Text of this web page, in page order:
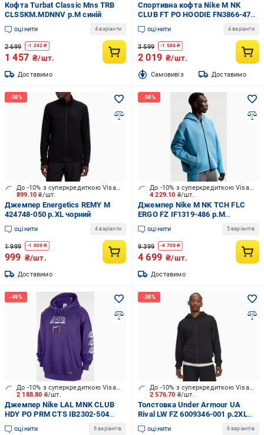
Кофта Turbat Classic Mns TRB
CLSSKM.MDNNV р.M синій
оцінити 4 варіанти
2 699 -1 242 ₴
1 457 ₴/шт.
Доставимо
Спортивна кофта Nike M NK
CLUB FT PO HOODIE FN3866-476
р.L блакитний
оцінити 4 варіанти
3 599 -1 580 ₴
2 019 ₴/шт.
Cамовивіз Доставимо
899.10₴/шт.
До -10% з суперкредиткою Visa Вигода
Джемпер Energetics REMY M
424748-050 р.XL чорний
оцінити 4 варіанти
1 999 -1 000 ₴
999 ₴/шт.
Доставимо
4 229.10 ₴/шт.
До -10% з суперкредиткою Visa Вигода
Джемпер Nike M NK TCH FLC
ERGO FZ IF1319-486 р.M
блакитний
оцінити 5 варіантів
9 399 -4 700 ₴
4 699 ₴/шт.
Доставимо
2 188.80 ₴/шт.
До -10% з суперкредиткою Visa Вигода
Джемпер Nike LAL MNK CLUB
HDY PO PRM CTS IB2302-504
р.2XL фіолетовий
оцінити 6 варіантів
2 576.70 ₴/шт.
До -10% з суперкредиткою Visa Вигода
Толстовка Under Armour UA
Rival LW FZ 6009346-001 р.2XL
чорний
оцінити 6 варіантів